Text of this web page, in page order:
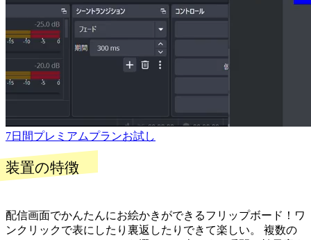
7日間プレミアムプランお試し
装置の特徴
配信画面でかんたんにお絵かきができるフリップボード！ワ
ンクリックで表にしたり裏返したりできて楽しい。 複数の